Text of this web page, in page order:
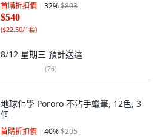
首購折扣價 32%$803
$540
($22.50/1套)
8/12 星期三 預計送達
(76)
地球化學 Pororo 不沾手蠟筆, 12色, 3
個
首購折扣價 40%$205